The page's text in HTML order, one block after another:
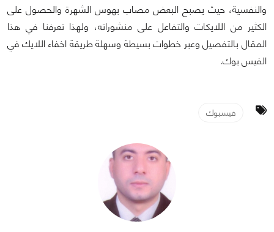
والنفسية، حيث يصبح البعض مصاب بهوس الشهرة والحصول على
الكثير من اللايكات والتفاعل على منشوراته، ولهذا تعرفنا في هذا
المقال بالتفصيل وعبر خطوات بسيطة وسهلة طريقة اخفاء اللايك في
الفيس بوك.
فيسبوك